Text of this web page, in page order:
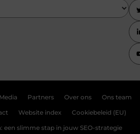
Partners Over ons Ons team
Website index Cookiebeleid (EU)
een slimme stap in jouw SEO-strategie